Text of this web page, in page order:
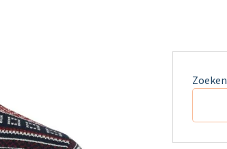
Zoeken